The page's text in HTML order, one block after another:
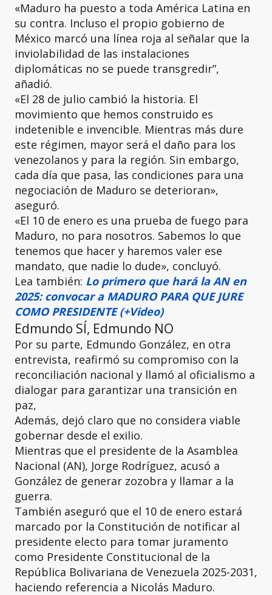
«Maduro ha puesto a toda América Latina en
su contra. Incluso el propio gobierno de
México marcó una línea roja al señalar que la
inviolabilidad de las instalaciones
diplomáticas no se puede transgredir”,
añadió.
«El 28 de julio cambió la historia. El
movimiento que hemos construido es
indetenible e invencible. Mientras más dure
este régimen, mayor será el daño para los
venezolanos y para la región. Sin embargo,
cada día que pasa, las condiciones para una
negociación de Maduro se deterioran»,
aseguró.
«El 10 de enero es una prueba de fuego para
Maduro, no para nosotros. Sabemos lo que
tenemos que hacer y haremos valer ese
mandato, que nadie lo dude», concluyó.
Lea también: Lo primero que hará la AN en
2025: convocar a MADURO PARA QUE JURE
COMO PRESIDENTE (+Video)
Edmundo SÍ, Edmundo NO
Por su parte, Edmundo González, en otra
entrevista, reafirmó su compromiso con la
reconciliación nacional y llamó al oficialismo a
dialogar para garantizar una transición en
paz,
Además, dejó claro que no considera viable
gobernar desde el exilio.
Mientras que el presidente de la Asamblea
Nacional (AN), Jorge Rodríguez, acusó a
González de generar zozobra y llamar a la
guerra.
También aseguró que el 10 de enero estará
marcado por la Constitución de notificar al
presidente electo para tomar juramento
como Presidente Constitucional de la
República Bolivariana de Venezuela 2025-2031,
haciendo referencia a Nicolás Maduro.